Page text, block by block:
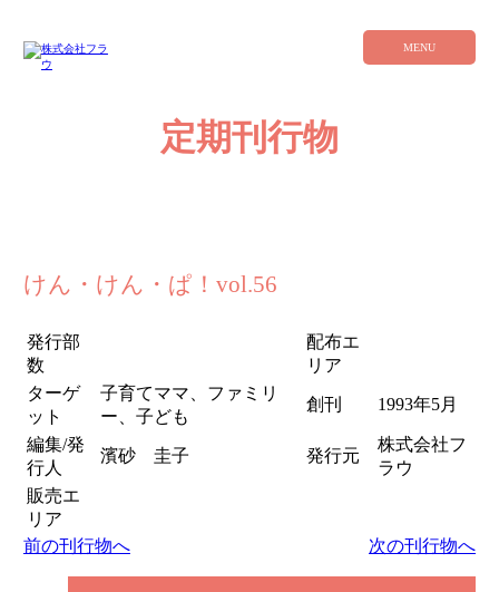
MENU
定期刊行物
けん・けん・ぱ！vol.56
発行部
数
配布エ
リア
ターゲ
ット
子育てママ、ファミリ
ー、子ども
創刊 1993年5月
編集/発
行人
濱砂 圭子 発行元
株式会社フ
ラウ
販売エ
リア
前の刊行物へ
次の刊行物へ